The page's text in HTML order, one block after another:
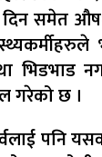
समेत
भिडभाड
गरेको छ ।
पनि